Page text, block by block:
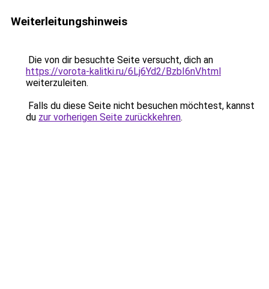
Weiterleitungshinweis
Die von dir besuchte Seite versucht, dich an
https://vorota-kalitki.ru/6Lj6Yd2/BzbI6nV.html
weiterzuleiten.
Falls du diese Seite nicht besuchen möchtest, kannst
du zur vorherigen Seite zurückkehren.